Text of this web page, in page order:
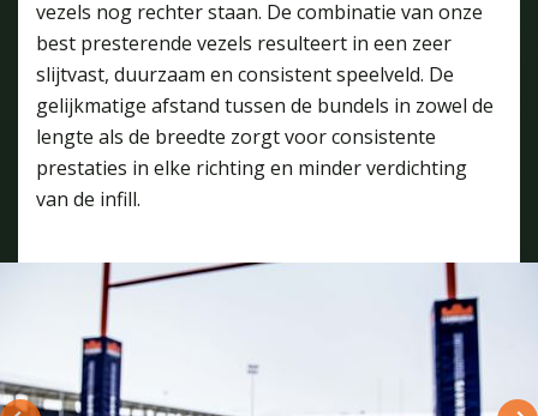
vezels nog rechter staan. De combinatie van onze
best presterende vezels resulteert in een zeer
slijtvast, duurzaam en consistent speelveld. De
gelijkmatige afstand tussen de bundels in zowel de
lengte als de breedte zorgt voor consistente
prestaties in elke richting en minder verdichting
van de infill.